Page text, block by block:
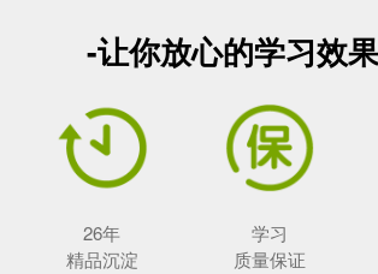
-让你放心的学习效
26年
精品沉淀
学习
质量保证